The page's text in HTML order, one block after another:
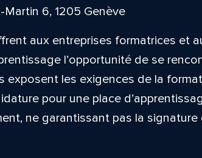
Martin 6, 1205 Genève
aux entreprises formatrices et
l’opportunité de se
exposent les exigences de la
pour une place
ne garantissant pas la signature